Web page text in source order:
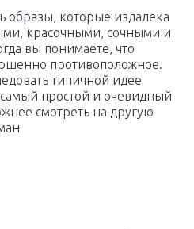
образы, которые издалека
красочными, сочными и
вы понимаете, что
противоположное.
типичной идее
самый простой и очевидный
смотреть на другую